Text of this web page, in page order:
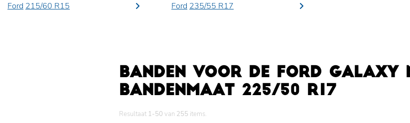
Ford 215/60 R15
Ford 235/55 R17
BANDEN VOOR DE FORD GALAXY
BANDENMAAT 225/50 R17
Resultaat 1-50 van 255 items.